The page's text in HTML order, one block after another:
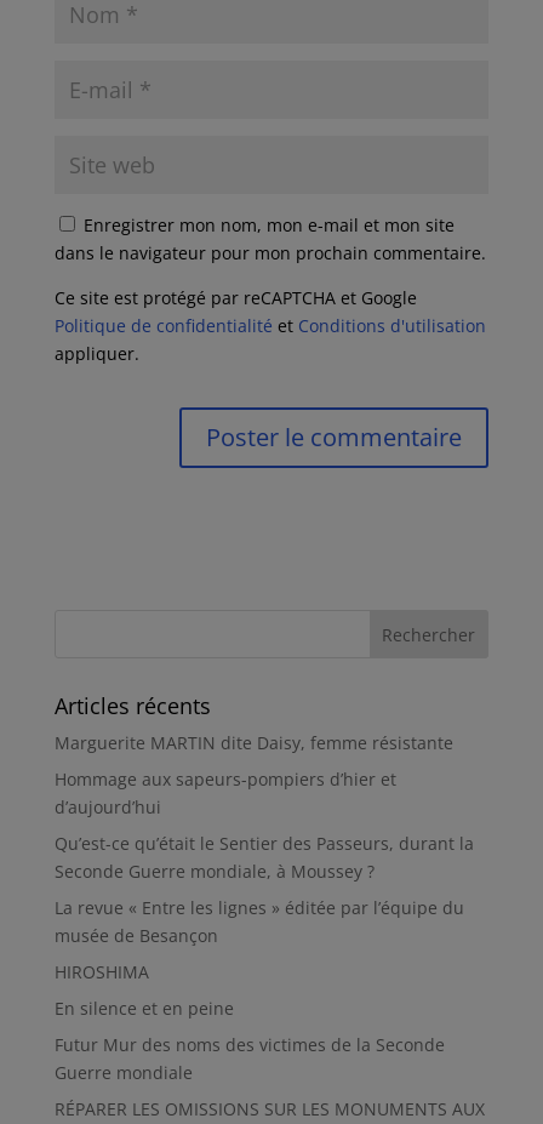
Enregistrer mon nom, mon e-mail et mon site
dans le navigateur pour mon prochain commentaire.
Ce site est protégé par reCAPTCHA et Google
Politique de confidentialité et Conditions d'utilisation
appliquer.
Articles récents
Marguerite MARTIN dite Daisy, femme résistante
Hommage aux sapeurs-pompiers d’hier et
d’aujourd’hui
Qu’est-ce qu’était le Sentier des Passeurs, durant la
Seconde Guerre mondiale, à Moussey ?
La revue « Entre les lignes » éditée par l’équipe du
musée de Besançon
HIROSHIMA
En silence et en peine
Futur Mur des noms des victimes de la Seconde
Guerre mondiale
RÉPARER LES OMISSIONS SUR LES MONUMENTS AUX